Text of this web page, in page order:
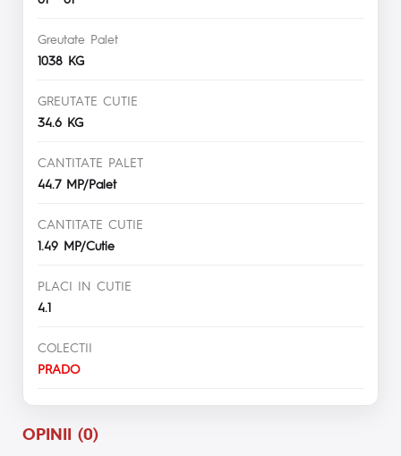
Greutate Palet
1038 KG
GREUTATE CUTIE
34.6 KG
CANTITATE PALET
44.7 MP/Palet
CANTITATE CUTIE
1.49 MP/Cutie
PLACI IN CUTIE
4.1
COLECTII
PRADO
OPINII (0)